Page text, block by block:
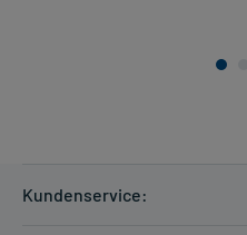
Kundenservice: